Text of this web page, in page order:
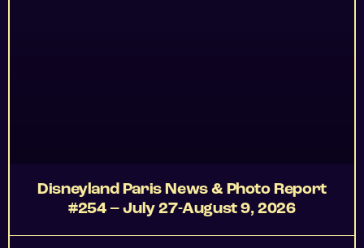
Disneyland Paris News & Photo Report
#254 – July 27-August 9, 2026